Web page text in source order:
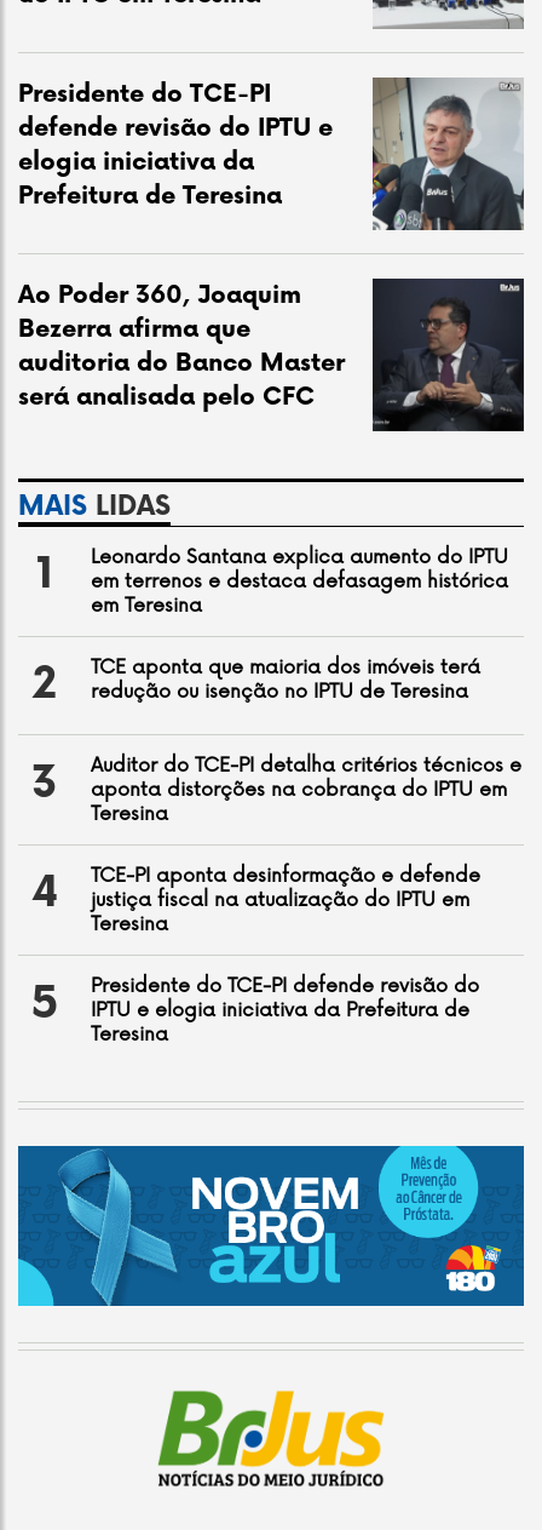
Presidente do TCE-PI
defende revisão do IPTU e
elogia iniciativa da
Prefeitura de Teresina
Ao Poder 360, Joaquim
Bezerra afirma que
auditoria do Banco Master
será analisada pelo CFC
MAIS LIDAS
1
Leonardo Santana explica aumento do IPTU
em terrenos e destaca defasagem histórica
em Teresina
2
TCE aponta que maioria dos imóveis terá
redução ou isenção no IPTU de Teresina
3
Auditor do TCE-PI detalha critérios técnicos e
aponta distorções na cobrança do IPTU em
Teresina
4
TCE-PI aponta desinformação e defende
justiça fiscal na atualização do IPTU em
Teresina
5
Presidente do TCE-PI defende revisão do
IPTU e elogia iniciativa da Prefeitura de
Teresina